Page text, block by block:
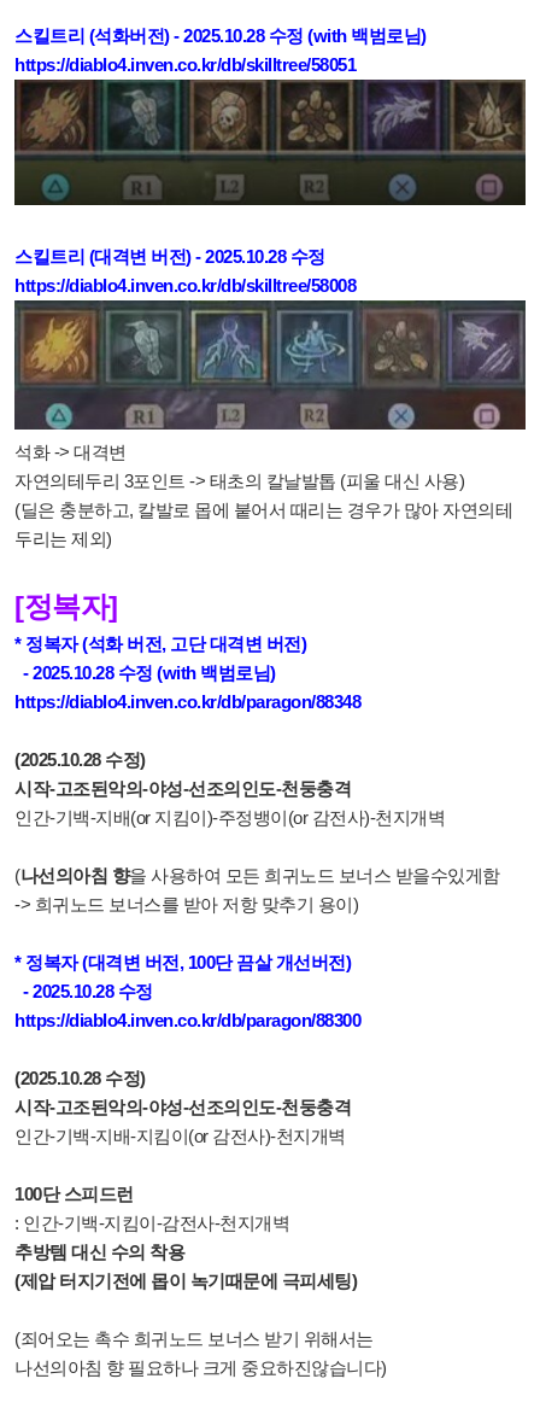
스킬트리 (석화버전) - 2025.10.28 수정 (with 백범로님)
https://diablo4.inven.co.kr/db/skilltree/58051
스킬트리 (대격변 버전) - 2025.10.28 수정
https://diablo4.inven.co.kr/db/skilltree/58008
석화 -> 대격변
자연의테두리 3포인트 -> 태초의 칼날발톱 (피울 대신 사용)
(딜은 충분하고, 칼발로 몹에 붙어서 때리는 경우가 많아 자연의테
두리는 제외)
[정복자]
* 정복자 (석화 버전, 고단 대격변 버전)
- 2025.10.28 수정 (with 백범로님)
https://diablo4.inven.co.kr/db/paragon/88348
(2025.10.28 수정)
시작-고조된악의-야성-선조의인도-천둥충격
인간-기백-지배(or 지킴이)-주정뱅이(or 감전사)-천지개벽
(나선의아침 향을 사용하여 모든 희귀노드 보너스 받을수있게함
-> 희귀노드 보너스를 받아 저항 맞추기 용이)
* 정복자 (대격변 버전, 100단 끔살 개선버전)
- 2025.10.28 수정
https://diablo4.inven.co.kr/db/paragon/88300
(2025.10.28 수정)
시작-고조된악의-야성-선조의인도-천둥충격
인간-기백-지배-지킴이(or 감전사)-천지개벽
100단 스피드런
: 인간-기백-지킴이-감전사-천지개벽
추방템 대신 수의 착용
(제압 터지기전에 몹이 녹기때문에 극피세팅)
(죄어오는 촉수 희귀노드 보너스 받기 위해서는
나선의아침 향 필요하나 크게 중요하진않습니다)